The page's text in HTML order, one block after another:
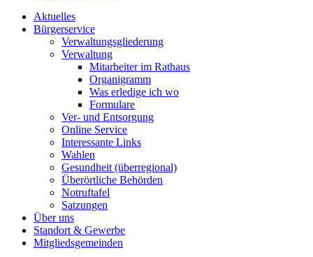
Aktuelles
Bürgerservice
Verwaltungsgliederung
Verwaltung
Mitarbeiter im Rathaus
Organigramm
Was erledige ich wo
Formulare
Ver- und Entsorgung
Online Service
Interessante Links
Wahlen
Gesundheit (überregional)
Überörtliche Behörden
Notruftafel
Satzungen
Über uns
Standort & Gewerbe
Mitgliedsgemeinden